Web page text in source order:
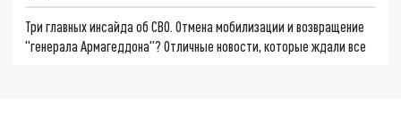
Три главных инсайда об СВО. Отмена мобилизации и возвращение
"генерала Армагеддона"? Отличные новости, которые ждали все